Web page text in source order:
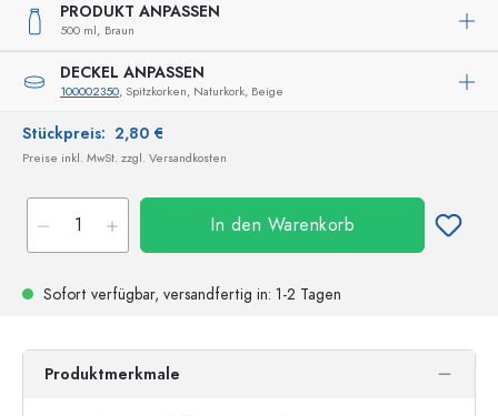
PRODUKT ANPASSEN
500 ml, Braun
DECKEL ANPASSEN
100002350, Spitzkorken, Naturkork, Beige
Stückpreis: 2,80 €
Preise inkl. MwSt. zzgl. Versandkosten
In den Warenkorb
Sofort verfügbar, versandfertig in: 1-2 Tagen
Produktmerkmale